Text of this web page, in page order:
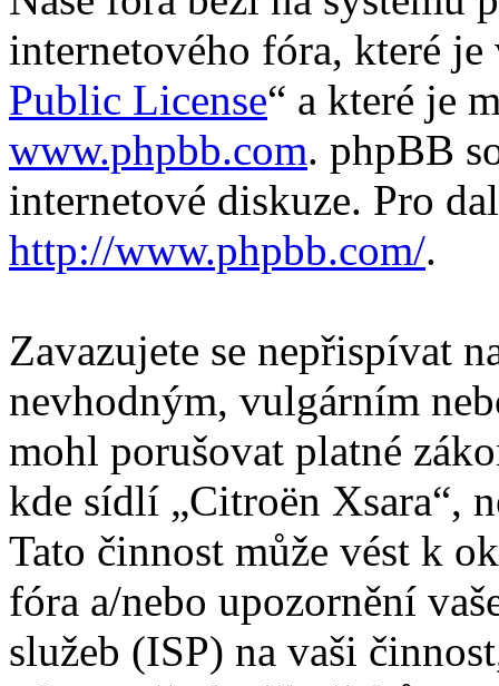
internetového fóra, které
Public License“ a které je
www.phpbb.com. phpBB
internetové diskuze. Pro
http://www.phpbb.com/.
Zavazujete se nepřispívat
nevhodným, vulgárním
mohl porušovat platné
kde sídlí „Citroën Xsara“,
Tato činnost může vést k
fóra a/nebo upozornění
služeb (ISP) na vaši